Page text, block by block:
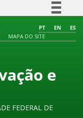
Comunica BR
à informação
Legislação
PT EN
ES
MAPA DO SITE
e
FEDERAL DE